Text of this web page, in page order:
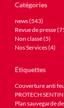
Catégories
news (543)
Revue de presse
Non classé (5)
Nos Services (4)
Étiquettes
Couverture anti
PROTECH
Plan sauvegarde